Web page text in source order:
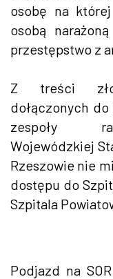
osobę na
osobą
przestępstwo z
Z treści
dołączonych
zespoły
Wojewódzkiej
Rzeszowie nie
dostępu do
Szpitala
Podjazd na